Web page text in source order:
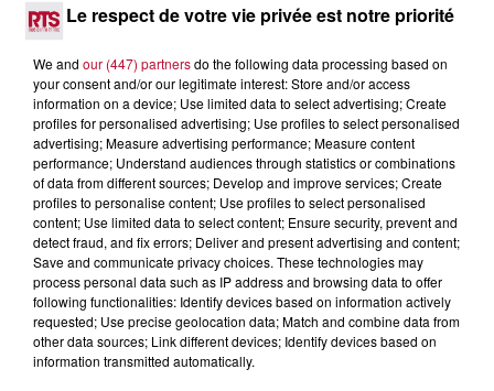
masque, un tuba et une paire de palmes...
Le respect de votre vie privée est notre priorité
We and our (447) partnersdo the following data processing based on
your consent and/or our legitimate interest: Store and/or access
information on a device; Use limited data to select advertising; Create
profiles for personalised advertising; Use profiles to select personalised
advertising; Measure advertising performance; Measure content
performance; Understand audiences through statistics or combinations
of data from different sources; Develop and improve services; Create
profiles to personalise content; Use profiles to select personalised
content; Use limited data to select content; Ensure security, prevent and
detect fraud, and fix errors; Deliver and present advertising and content;
Save and communicate privacy choices. These technologies may
process personal data such as IP address and browsing data to offer
following functionalities: Identify devices based on information actively
requested; Use precise geolocation data; Match and combine data from
other data sources; Link different devices; Identify devices based on
information transmitted automatically.